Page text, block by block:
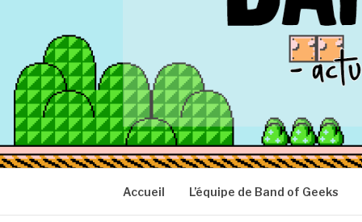
BAND OF
Actu Geek d'hier et d'aujourd'hui
Accueil L’équipe de Band of Geeks